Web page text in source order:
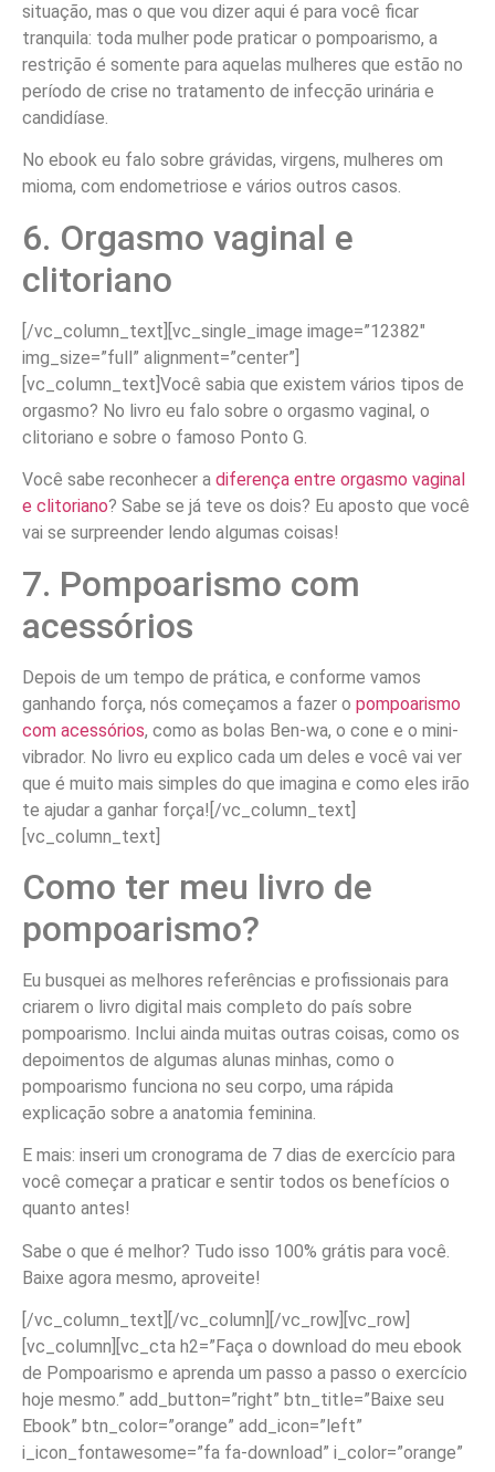
situação, mas o que vou dizer aqui é para você ficar
tranquila: toda mulher pode praticar o pompoarismo, a
restrição é somente para aquelas mulheres que estão no
período de crise no tratamento de infecção urinária e
candidíase.
No ebook eu falo sobre grávidas, virgens, mulheres om
mioma, com endometriose e vários outros casos.
6. Orgasmo vaginal e
clitoriano
[/vc_column_text][vc_single_image image=”12382″
img_size=”full” alignment=”center”]
[vc_column_text]Você sabia que existem vários tipos de
orgasmo? No livro eu falo sobre o orgasmo vaginal, o
clitoriano e sobre o famoso Ponto G.
Você sabe reconhecer a diferença entre orgasmo vaginal
e clitoriano? Sabe se já teve os dois? Eu aposto que você
vai se surpreender lendo algumas coisas!
7. Pompoarismo com
acessórios
Depois de um tempo de prática, e conforme vamos
ganhando força, nós começamos a fazer o pompoarismo
com acessórios, como as bolas Ben-wa, o cone e o mini-
vibrador. No livro eu explico cada um deles e você vai ver
que é muito mais simples do que imagina e como eles irão
te ajudar a ganhar força![/vc_column_text]
[vc_column_text]
Como ter meu livro de
pompoarismo?
Eu busquei as melhores referências e profissionais para
criarem o livro digital mais completo do país sobre
pompoarismo. Inclui ainda muitas outras coisas, como os
depoimentos de algumas alunas minhas, como o
pompoarismo funciona no seu corpo, uma rápida
explicação sobre a anatomia feminina.
E mais: inseri um cronograma de 7 dias de exercício para
você começar a praticar e sentir todos os benefícios o
quanto antes!
Sabe o que é melhor? Tudo isso 100% grátis para você.
Baixe agora mesmo, aproveite!
[/vc_column_text][/vc_column][/vc_row][vc_row]
[vc_column][vc_cta h2=”Faça o download do meu ebook
de Pompoarismo e aprenda um passo a passo o exercício
hoje mesmo.” add_button=”right” btn_title=”Baixe seu
Ebook” btn_color=”orange” add_icon=”left”
i_icon_fontawesome=”fa fa-download” i_color=”orange”